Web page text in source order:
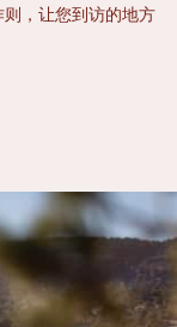
，让您到访的地方